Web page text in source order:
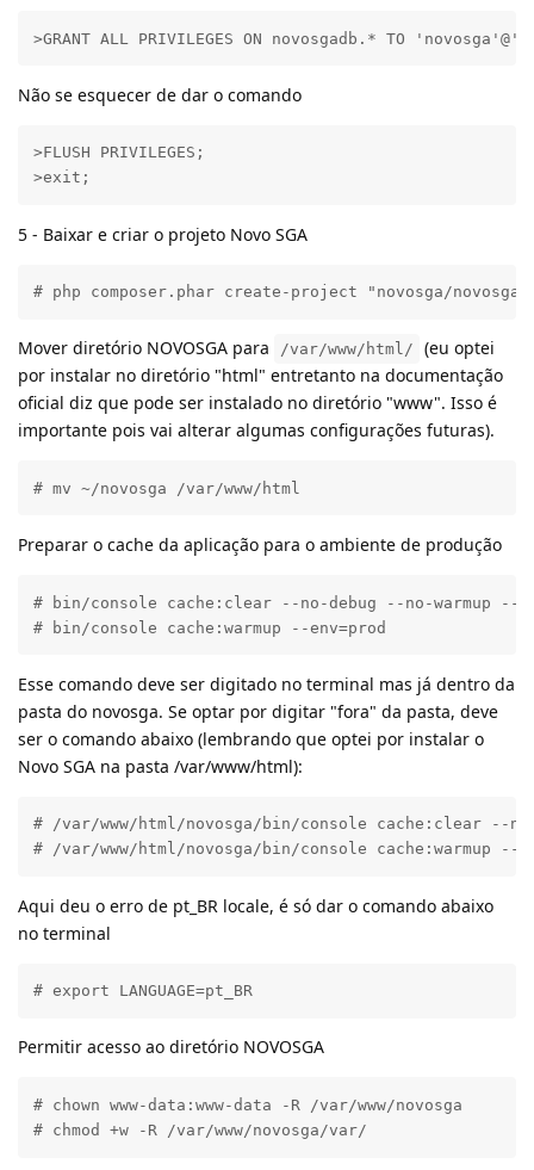
>GRANT ALL PRIVILEGES ON novosgadb.* TO
Não se esquecer de dar o comando
>FLUSH PRIVILEGES;
>exit;
5 - Baixar e criar o projeto Novo SGA
# php composer.phar create-project "novosga/
Mover diretório NOVOSGA para /var/www/html/
(eu optei
por instalar no diretório "html" entretanto na documentação
oficial diz que pode ser instalado no diretório "www". Isso é
importante pois vai alterar algumas configurações futuras).
# mv ~/novosga /var/www/html
Preparar o cache da aplicação para o ambiente de produção
# bin/console cache:clear --no-debug --no-warmup --
# bin/console cache:warmup --env=prod
Esse comando deve ser digitado no terminal mas já dentro da
pasta do novosga. Se optar por digitar "fora" da pasta, deve
ser o comando abaixo (lembrando que optei por instalar o
Novo SGA na pasta /var/www/html):
# /var/www/html/novosga/bin/console cache:clear --
# /var/www/html/novosga/bin/console cache:warmup --
Aqui deu o erro de pt_BR locale, é só dar o comando abaixo
no terminal
# export LANGUAGE=pt_BR
Permitir acesso ao diretório NOVOSGA
# chown www-data:www-data -R /var/www/novosga
# chmod +w -R /var/www/novosga/var/